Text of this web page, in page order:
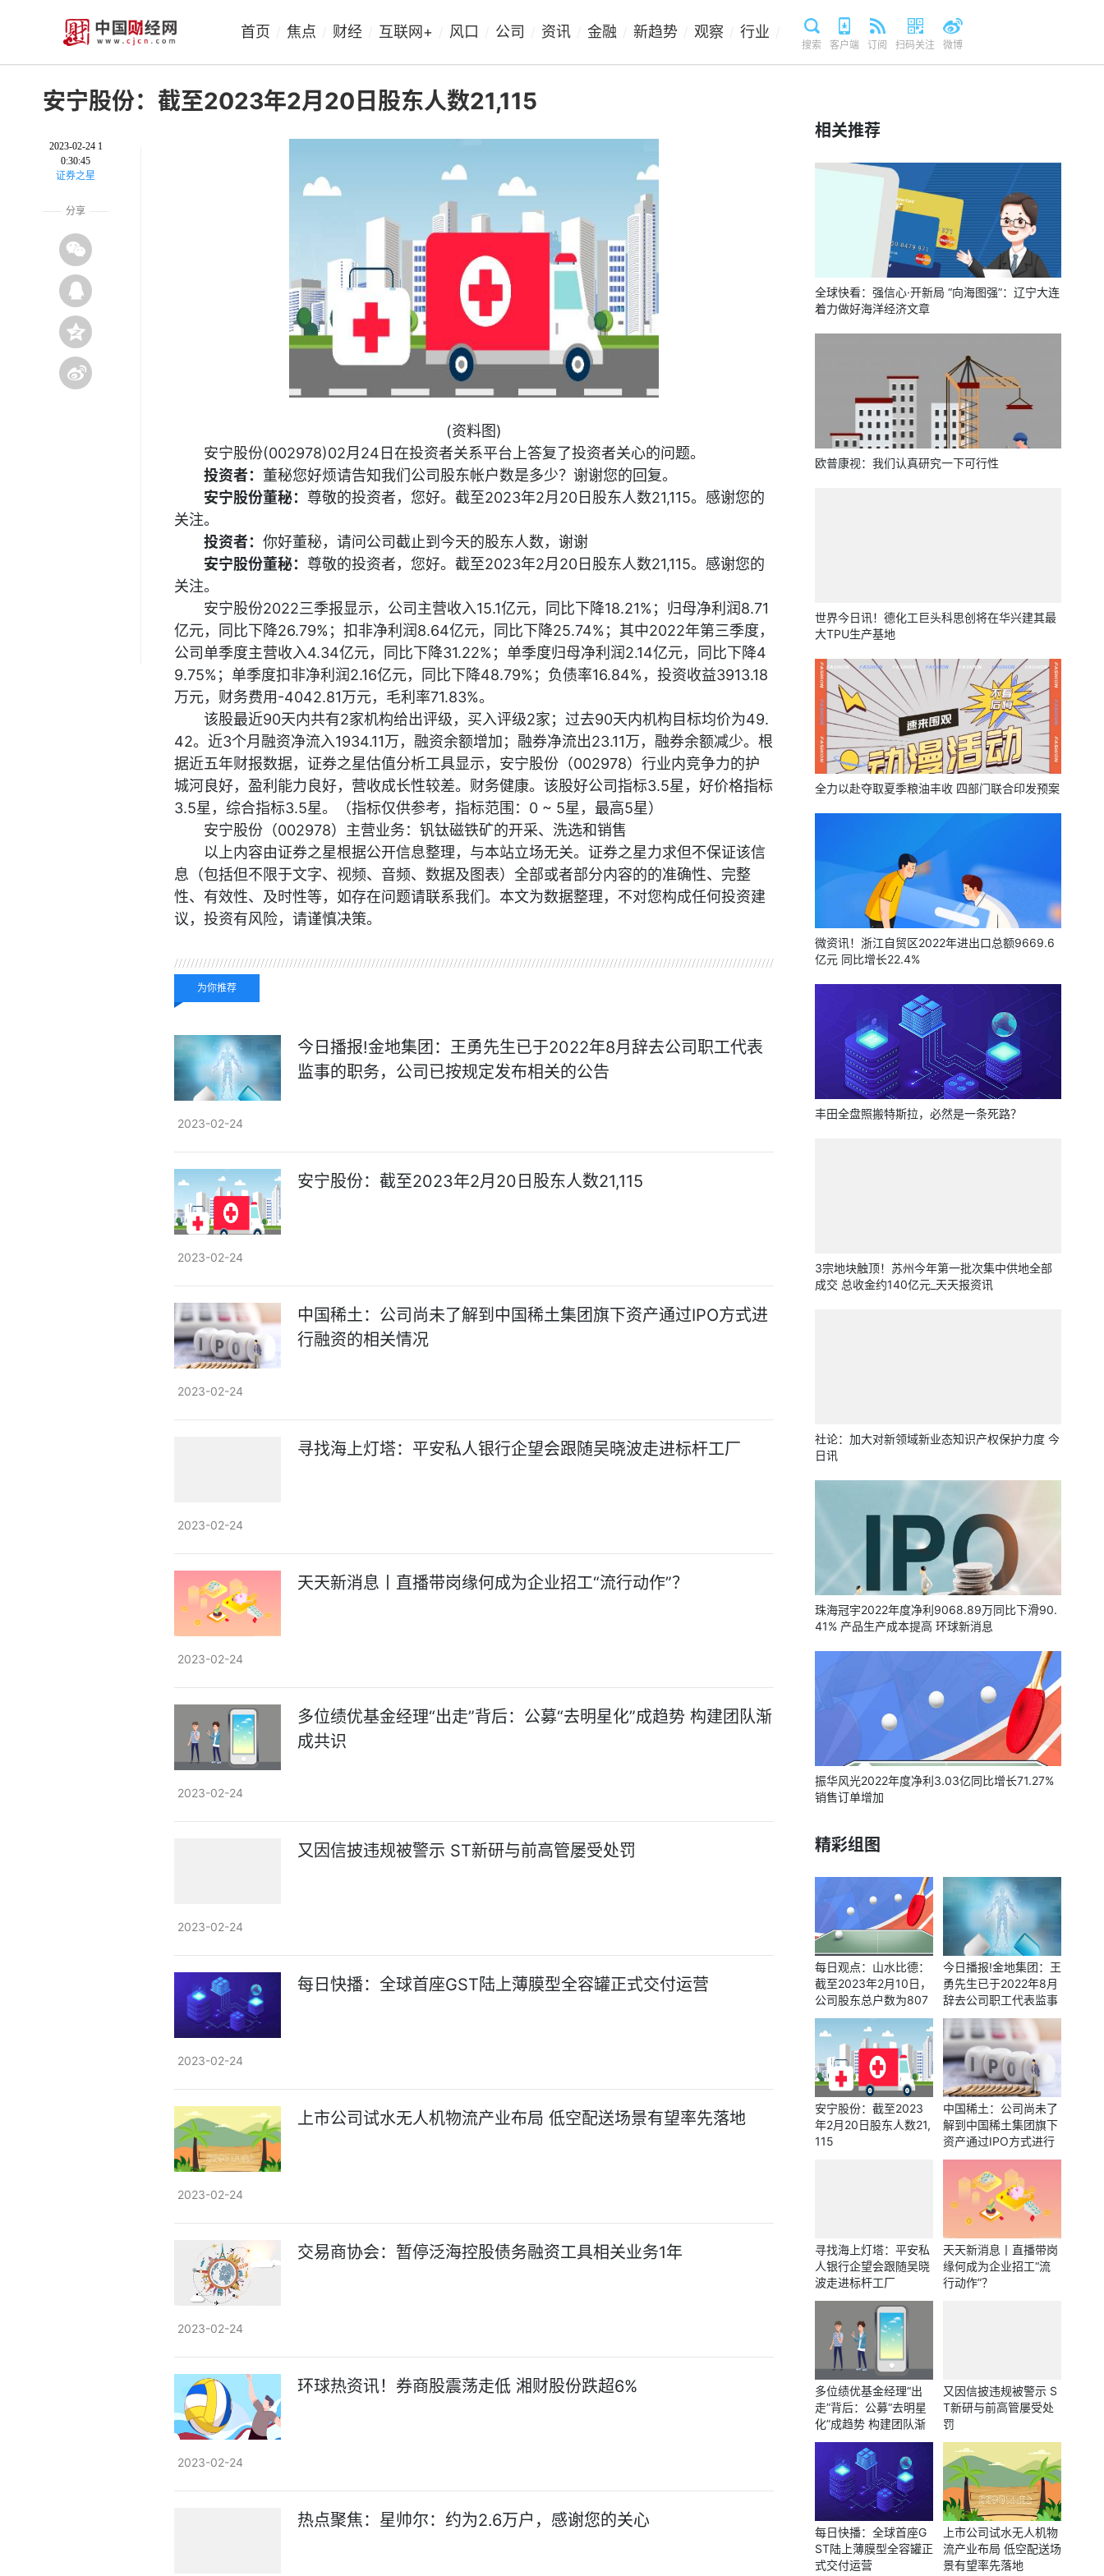
首页 焦点 财经 互联网+ 风口 公司 资讯 金融 新趋势 观察 行业
搜索 客户端 订阅 扫码关注 微博
安宁股份：截至2023年2月20日股东人数21,115
2023-02-24 1
0:30:45
证券之星
分享
(资料图)
安宁股份(002978)02月24日在投资者关系平台上答复了投资者关心的问题。
投资者： 董秘您好烦请告知我们公司股东帐户数是多少？谢谢您的回复。
安宁股份董秘： 尊敬的投资者，您好。截至2023年2月20日股东人数21,115。感谢您的
关注。
投资者： 你好董秘，请问公司截止到今天的股东人数，谢谢
安宁股份董秘： 尊敬的投资者，您好。截至2023年2月20日股东人数21,115。感谢您的
关注。
安宁股份2022三季报显示，公司主营收入15.1亿元，同比下降18.21%；归母净利润8.71
亿元，同比下降26.79%；扣非净利润8.64亿元，同比下降25.74%；其中2022年第三季度，
公司单季度主营收入4.34亿元，同比下降31.22%；单季度归母净利润2.14亿元，同比下降4
9.75%；单季度扣非净利润2.16亿元，同比下降48.79%；负债率16.84%，投资收益3913.18
万元，财务费用-4042.81万元，毛利率71.83%。
该股最近90天内共有2家机构给出评级，买入评级2家；过去90天内机构目标均价为49.
42。近3个月融资净流入1934.11万，融资余额增加；融券净流出23.11万，融券余额减少。根
据近五年财报数据，证券之星估值分析工具显示，安宁股份（002978）行业内竞争力的护
城河良好，盈利能力良好，营收成长性较差。财务健康。该股好公司指标3.5星，好价格指标
3.5星，综合指标3.5星。（指标仅供参考，指标范围：0 ~ 5星，最高5星）
安宁股份（002978）主营业务：钒钛磁铁矿的开采、洗选和销售
以上内容由证券之星根据公开信息整理，与本站立场无关。证券之星力求但不保证该信
息（包括但不限于文字、视频、音频、数据及图表）全部或者部分内容的的准确性、完整
性、有效性、及时性等，如存在问题请联系我们。本文为数据整理，不对您构成任何投资建
议，投资有风险，请谨慎决策。
为你推荐
今日播报!金地集团：王勇先生已于2022年8月辞去公司职工代表
监事的职务，公司已按规定发布相关的公告
2023-02-24
安宁股份：截至2023年2月20日股东人数21,115
2023-02-24
中国稀土：公司尚未了解到中国稀土集团旗下资产通过IPO方式进
行融资的相关情况
2023-02-24
寻找海上灯塔：平安私人银行企望会跟随吴晓波走进标杆工厂
2023-02-24
天天新消息丨直播带岗缘何成为企业招工“流行动作”？
2023-02-24
多位绩优基金经理“出走”背后：公募“去明星化”成趋势 构建团队渐
成共识
2023-02-24
又因信披违规被警示 ST新研与前高管屡受处罚
2023-02-24
每日快播：全球首座GST陆上薄膜型全容罐正式交付运营
2023-02-24
上市公司试水无人机物流产业布局 低空配送场景有望率先落地
2023-02-24
交易商协会：暂停泛海控股债务融资工具相关业务1年
2023-02-24
环球热资讯！券商股震荡走低 湘财股份跌超6%
2023-02-24
热点聚焦：星帅尔：约为2.6万户，感谢您的关心
相关推荐
全球快看：强信心·开新局 “向海图强”：辽宁大连
着力做好海洋经济文章
欧普康视：我们认真研究一下可行性
世界今日讯！德化工巨头科思创将在华兴建其最
大TPU生产基地
全力以赴夺取夏季粮油丰收 四部门联合印发预案
微资讯！浙江自贸区2022年进出口总额9669.6
亿元 同比增长22.4%
丰田全盘照搬特斯拉，必然是一条死路？
3宗地块触顶！苏州今年第一批次集中供地全部
成交 总收金约140亿元_天天报资讯
社论：加大对新领域新业态知识产权保护力度 今
日讯
珠海冠宇2022年度净利9068.89万同比下滑90.
41% 产品生产成本提高 环球新消息
振华风光2022年度净利3.03亿同比增长71.27%
销售订单增加
精彩组图
每日观点：山水比德：
截至2023年2月10日，
公司股东总户数为807
2户
今日播报!金地集团：王
勇先生已于2022年8月
辞去公司职工代表监事
的职务，公司已按规定
发布相关的公告
安宁股份：截至2023
年2月20日股东人数21,
115
中国稀土：公司尚未了
解到中国稀土集团旗下
资产通过IPO方式进行
融资的相关情况
寻找海上灯塔：平安私
人银行企望会跟随吴晓
波走进标杆工厂
天天新消息丨直播带岗
缘何成为企业招工“流
行动作”？
多位绩优基金经理“出
走”背后：公募“去明星
化”成趋势 构建团队渐
成共识
又因信披违规被警示 S
T新研与前高管屡受处
罚
每日快播：全球首座G
ST陆上薄膜型全容罐正
式交付运营
上市公司试水无人机物
流产业布局 低空配送场
景有望率先落地